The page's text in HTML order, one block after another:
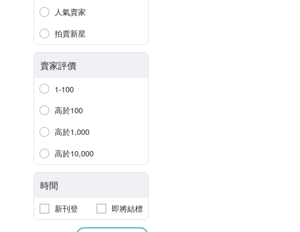
人氣賣家
拍賣新星
賣家評價
1-100
高於100
高於1,000
高於10,000
時間
新刊登 即將結標